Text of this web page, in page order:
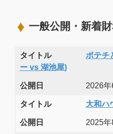
一般公開・新着
タイトル
ポテチ
ー vs 湖池屋)
公開日 2026年
タイトル 大和ハ
公開日 2025年